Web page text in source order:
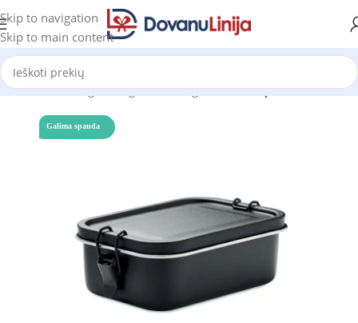
Skip to navigation
Skip to main content
Pradžia Katalogas Mėgstantiems gaminti Pietų dėžutės
Galima spauda